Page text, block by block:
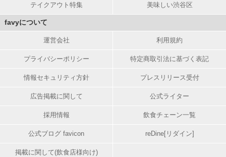
テイクアウト特集 美味しい渋谷区
favyについて
運営会社 利用規約
プライバシーポリシー 特定商取引法に基づく表記
情報セキュリティ方針 プレスリリース受付
広告掲載に関して 公式ライター
採用情報 飲食チェーン一覧
公式ブログ favicon reDine[リダイン]
掲載に関して(飲食店様向け)